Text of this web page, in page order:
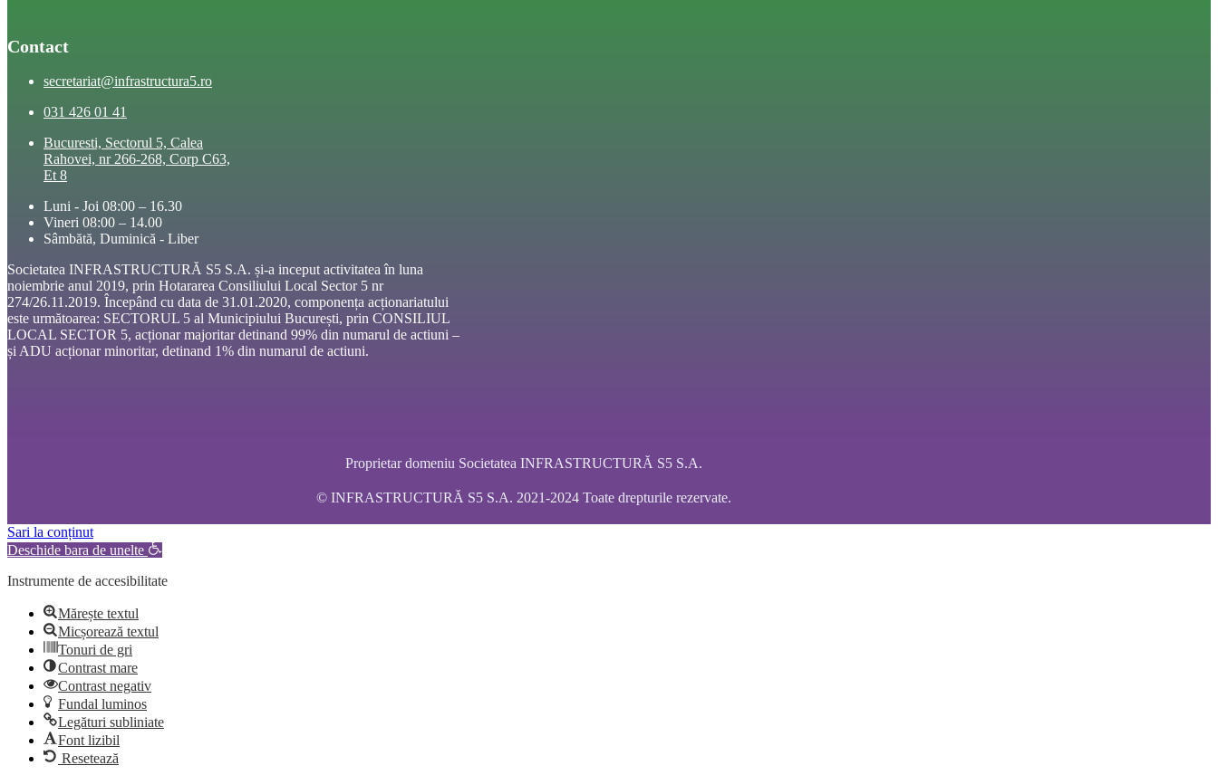
Contact
secretariat@infrastructura5.ro
031 426 01 41
Bucuresti, Sectorul 5, Calea
Rahovei, nr 266-268, Corp C63,
Et 8
Luni - Joi 08:00 – 16.30
Vineri 08:00 – 14.00
Sâmbătă, Duminică - Liber
Societatea INFRASTRUCTURĂ S5 S.A. și-a inceput activitatea în luna
noiembrie anul 2019, prin Hotararea Consiliului Local Sector 5 nr
274/26.11.2019. Începând cu data de 31.01.2020, componența acționariatului
este următoarea: SECTORUL 5 al Municipiului București, prin CONSILIUL
LOCAL SECTOR 5, acționar majoritar detinand 99% din numarul de actiuni –
și ADU acționar minoritar, detinand 1% din numarul de actiuni.
Proprietar domeniu Societatea INFRASTRUCTURĂ S5 S.A.
© INFRASTRUCTURĂ S5 S.A. 2021-2024 Toate drepturile rezervate.
Sari la conținut
Deschide bara de unelte
Instrumente de accesibilitate
Mărește textul
Micșorează textul
Tonuri de gri
Contrast mare
Contrast negativ
Fundal luminos
Legături subliniate
Font lizibil
Resetează